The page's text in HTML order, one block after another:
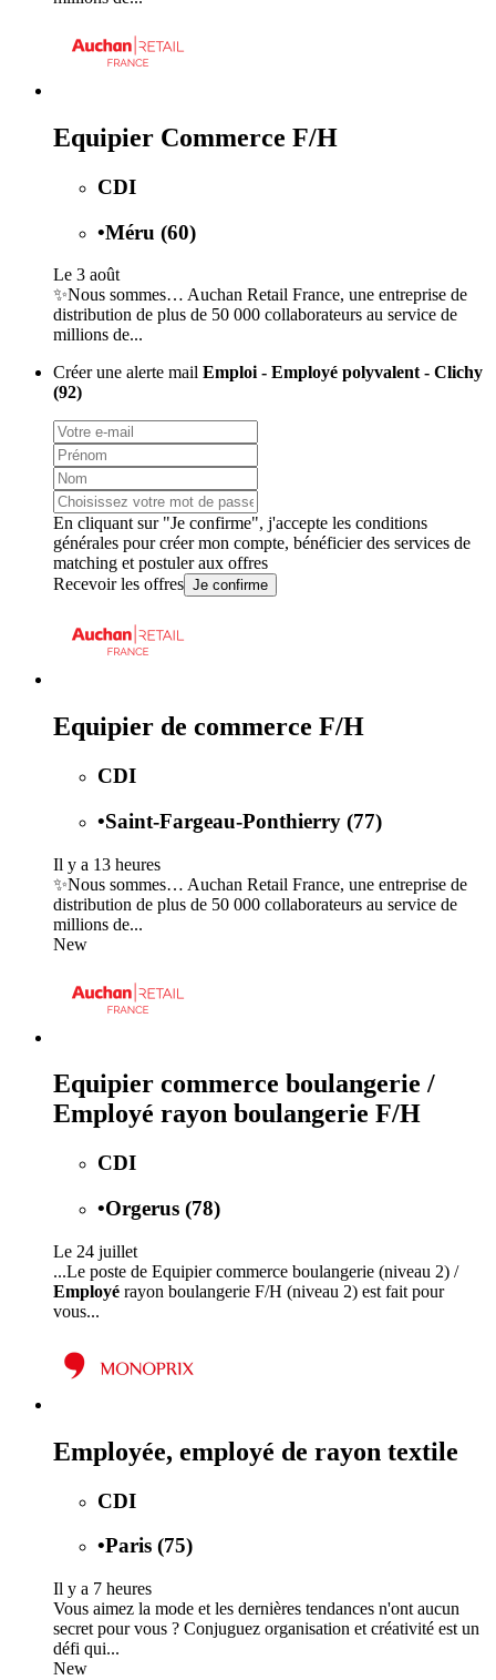
Equipier Commerce F/H
CDI
•Méru (60)
Le 3 août
✨Nous sommes… Auchan Retail France, une entreprise de
distribution de plus de 50 000 collaborateurs au service de
millions de...
Créer une alerte mail Emploi - Employé polyvalent - Clichy
(92)
En cliquant sur "Je confirme", j'accepte les conditions
générales pour créer mon compte, bénéficier des services de
matching et postuler aux offres
Recevoir les offres Je confirme
Equipier de commerce F/H
CDI
•Saint-Fargeau-Ponthierry (77)
Il y a 13 heures
✨Nous sommes… Auchan Retail France, une entreprise de
distribution de plus de 50 000 collaborateurs au service de
millions de...
New
Equipier commerce boulangerie /
Employé rayon boulangerie F/H
CDI
•Orgerus (78)
Le 24 juillet
...Le poste de Equipier commerce boulangerie (niveau 2) /
Employé rayon boulangerie F/H (niveau 2) est fait pour
vous...
Employée, employé de rayon textile
CDI
•Paris (75)
Il y a 7 heures
Vous aimez la mode et les dernières tendances n'ont aucun
secret pour vous ? Conjuguez organisation et créativité est un
défi qui...
New